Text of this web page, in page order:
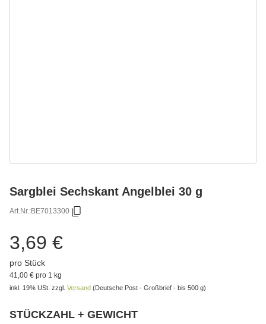
Sargblei Sechskant Angelblei 30 g
Art.Nr.:BE7013300
3,69 €
pro Stück
41,00 € pro 1 kg
inkl. 19% USt. zzgl. Versand (Deutsche Post - Großbrief - bis 500 g)
STÜCKZAHL + GEWICHT